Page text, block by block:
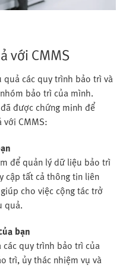
với CMMS
các quy trình bảo trì và
bảo trì của mình.
được chứng minh để
CMMS:
để quản lý dữ liệu bảo trì
cập tất cả thông tin liên
cho việc cộng tác trở
quả.
bạn
quy trình bảo trì của
trì, ủy thác nhiệm vụ và